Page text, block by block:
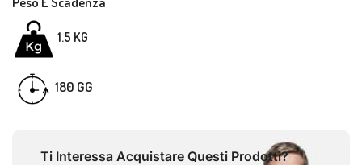
1.5 KG
180 GG
Ti Interessa Acquistare Questi Prodotti?